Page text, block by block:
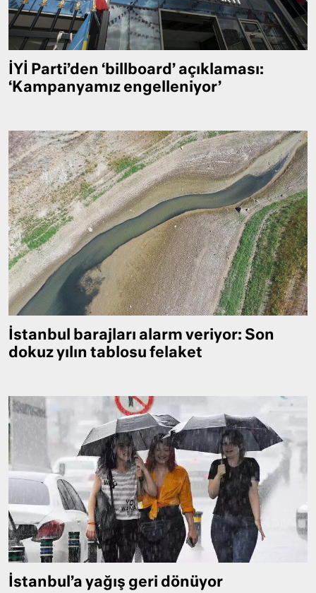
İYİ Parti’den ‘billboard’ açıklaması:
‘Kampanyamız engelleniyor’
İstanbul barajları alarm veriyor: Son
dokuz yılın tablosu felaket
İstanbul’a yağış geri dönüyor